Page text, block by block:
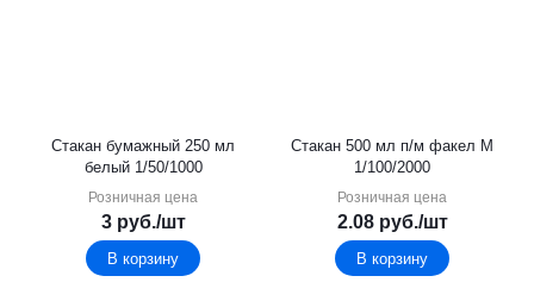
Стакан бумажный 250 мл
белый 1/50/1000
Розничная цена
3руб./шт
В корзину
Стакан 500 мл п/м факел М
1/100/2000
Розничная цена
2.08руб./шт
В корзину